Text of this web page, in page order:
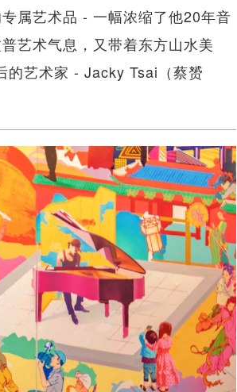
属艺术品 - 一幅浓缩了他20年音
艺术气息，又带着东方山水美
的艺术家 - Jacky Tsai（蔡赟